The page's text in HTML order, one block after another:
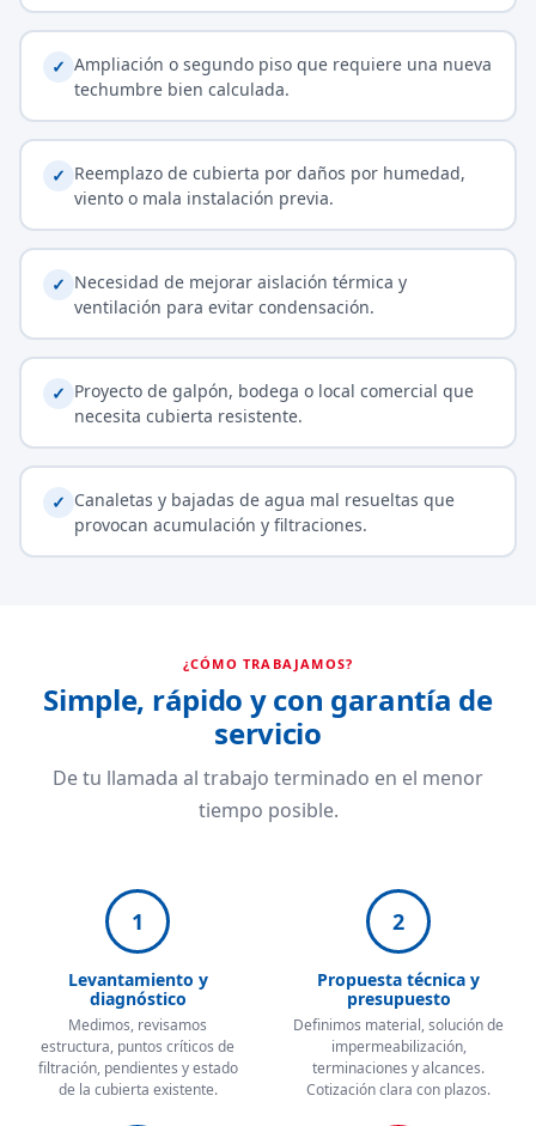
✓ Ampliación o segundo piso que requiere una nueva
techumbre bien calculada.
✓ Reemplazo de cubierta por daños por humedad,
viento o mala instalación previa.
✓ Necesidad de mejorar aislación térmica y
ventilación para evitar condensación.
✓ Proyecto de galpón, bodega o local comercial que
necesita cubierta resistente.
✓ Canaletas y bajadas de agua mal resueltas que
provocan acumulación y filtraciones.
¿CÓMO TRABAJAMOS?
Simple, rápido y con garantía de
servicio
De tu llamada al trabajo terminado en el menor
tiempo posible.
1
Levantamiento y
diagnóstico
Medimos, revisamos
estructura, puntos críticos de
filtración, pendientes y estado
de la cubierta existente.
2
Propuesta técnica y
presupuesto
Definimos material, solución de
impermeabilización,
terminaciones y alcances.
Cotización clara con plazos.